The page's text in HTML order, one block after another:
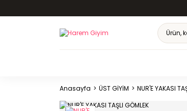
Anasayfa ÜST GİYİM NUR'E YAKASI